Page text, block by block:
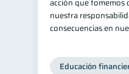
acción que tomemos
nuestra
consecuencias en
Educación